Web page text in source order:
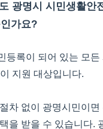
광명시 시민생활안
가요?
등록이 되어 있는 모든
지원 대상입니다.
차 없이 광명시민이면
을 받을 수 있습니다.